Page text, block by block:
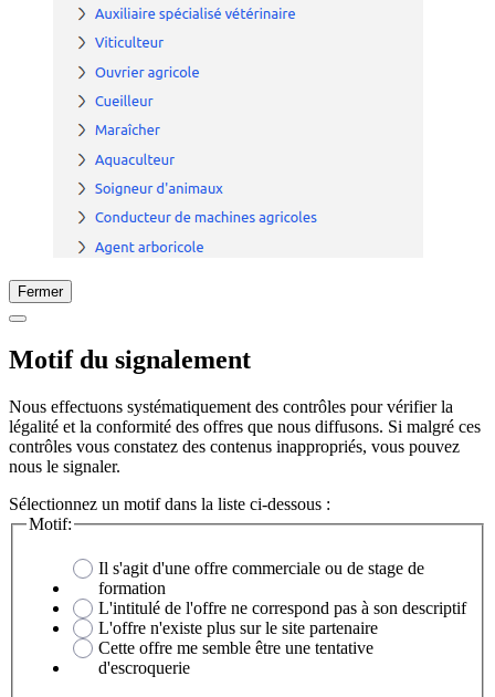
Fermer
Motif du signalement
Nous effectuons systématiquement des contrôles pour vérifier la
légalité et la conformité des offres que nous diffusons. Si malgré ces
contrôles vous constatez des contenus inappropriés, vous pouvez
nous le signaler.
Sélectionnez un motif dans la liste ci-dessous :
Motif:
Il s'agit d'une offre commerciale ou de stage de
formation
L'intitulé de l'offre ne correspond pas à son descriptif
L'offre n'existe plus sur le site partenaire
Cette offre me semble être une tentative
d'escroquerie